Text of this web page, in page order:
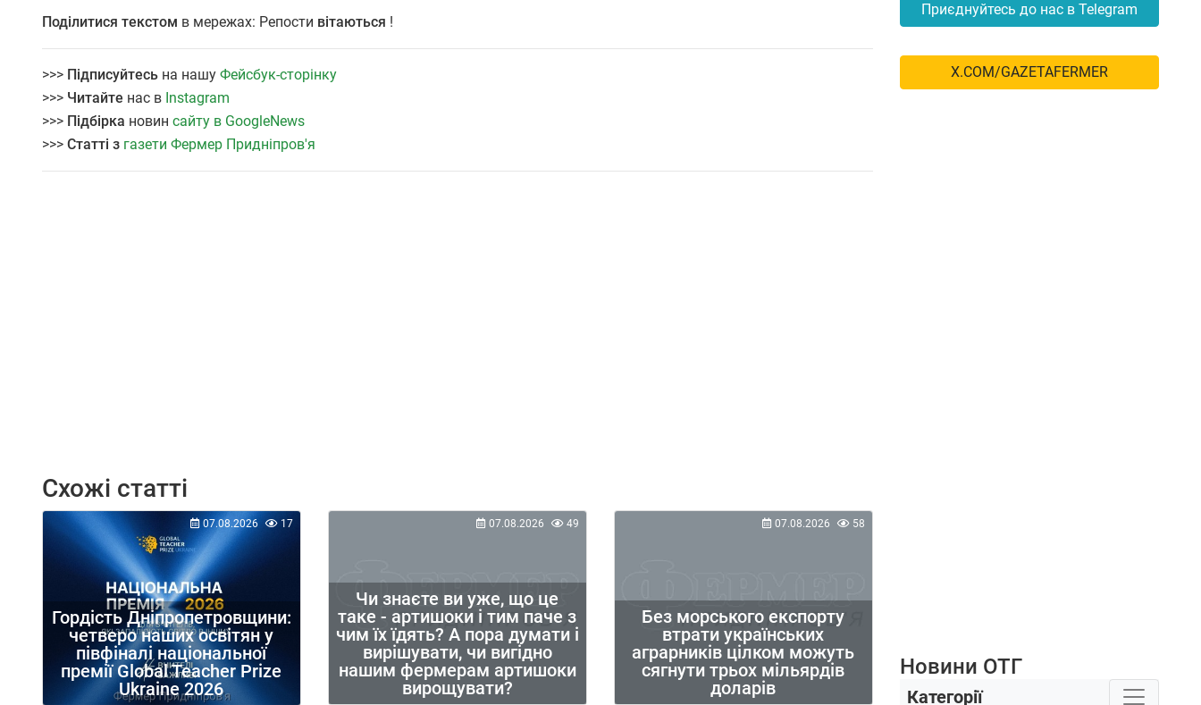
Поділитися текстом в мережах: Репости вітаються !
>>> Підписуйтесь на нашу Фейсбук-сторінку
>>> Читайте нас в Instagram
>>> Підбірка новин сайту в GoogleNews
>>> Статті з газети Фермер Придніпров'я
Схожі статті
Гордість Дніпропетровщини:
четверо наших освітян у
півфіналі національної
премії Global Teacher Prize
Ukraine 2026
07.08.2026 17
Чи знаєте ви уже, що це
таке - артишоки і тим паче з
чим їх їдять? А пора думати і
вирішувати, чи вигідно
нашим фермерам артишоки
вирощувати?
07.08.2026 49
Без морського експорту
втрати українських
аграрників цілком можуть
сягнути трьох мільярдів
доларів
07.08.2026 58
Приєднуйтесь до нас в Telegram
X.COM/GAZETAFERMER
Новини ОТГ
Категорії